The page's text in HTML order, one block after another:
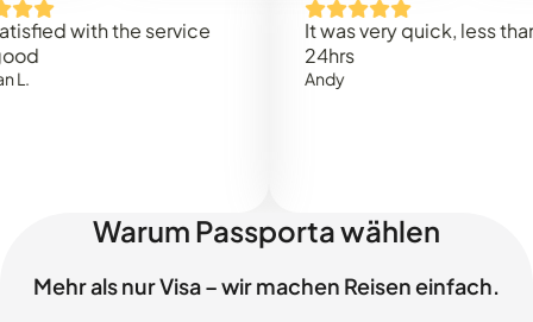
with the service
It was very quick, less than
Warum Passporta wählen
Mehr als nur Visa – wir machen Reisen einfach.